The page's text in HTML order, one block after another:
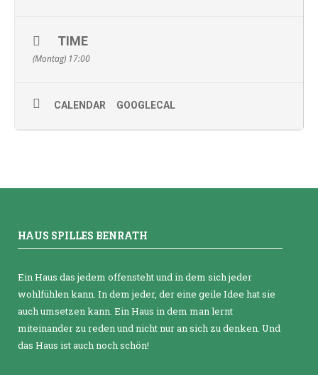
TIME
(Montag) 17:00
CALENDAR GOOGLECAL
HAUS SPILLES BENRATH
Ein Haus das jedem offensteht und in dem sich jeder
wohlfühlen kann. In dem jeder, der eine geile Idee hat sie
auch umsetzen kann. Ein Haus in dem man lernt
miteinander zu reden und nicht nur an sich zu denken. Und
das Haus ist auch noch schön!